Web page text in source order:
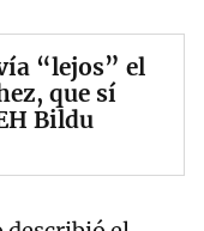
“lejos” el
que sí
Bildu